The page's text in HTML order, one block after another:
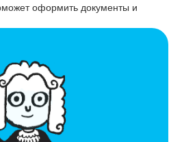
оформить документы и